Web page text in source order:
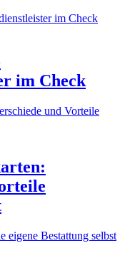
im Check